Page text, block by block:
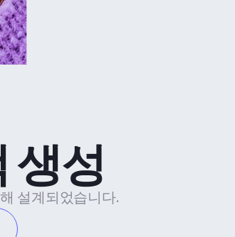
생성
설계되었습니다.